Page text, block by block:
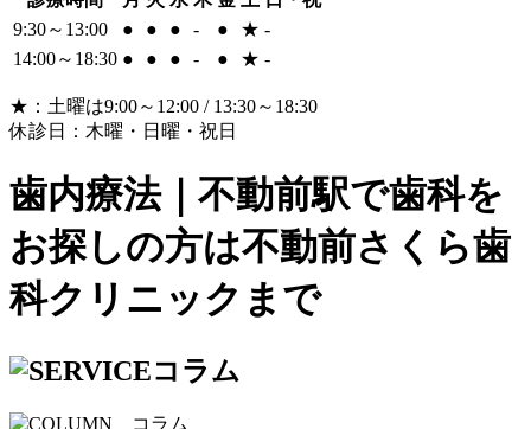
9:30～13:00
● ● ● - ● ★ -
14:00～18:30 ● ● ● - ● ★ -
★：土曜は9:00～12:00 / 13:30～18:30
休診日：木曜・日曜・祝日
歯内療法｜不動前駅で歯科を
お探しの方は不動前さくら歯
科クリニックまで
コラム